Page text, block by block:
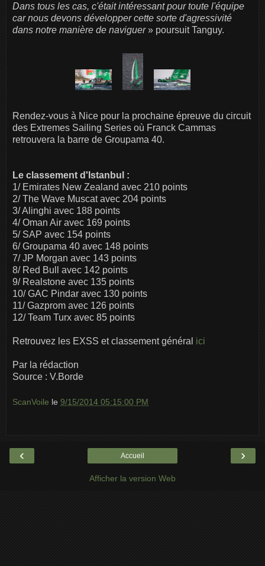
Dans tous les cas, c'était intéressant pour toute l'équipe
car nous devons développer cette sorte d'agressivité
dans notre manière de naviguer» poursuit Tanguy.
Rendez-vous à Nice pour la prochaine épreuve du circuit
des Extremes Sailing Series où Franck Cammas
retrouvera la barre de Groupama 40.
Le classement d'Istanbul :
1/ Emirates New Zealand avec 210 points
2/ The Wave Muscat avec 204 points
3/ Alinghi avec 188 points
4/ Oman Air avec 169 points
5/ SAP avec 154 points
6/ Groupama 40 avec 148 points
7/ JP Morgan avec 143 points
8/ Red Bull avec 142 points
9/ Realstone avec 135 points
10/ GAC Pindar avec 130 points
11/ Gazprom avec 126 points
12/ Team Turx avec 85 points
Retrouvez les EXSS et classement général ici
Par la rédaction
Source : V.Borde
ScanVoile le 9/15/2014 05:15:00 PM
‹ ›
Accueil
Afficher la version Web